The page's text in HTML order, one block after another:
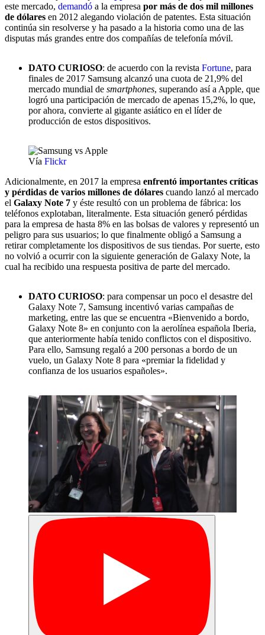
este mercado, demandó a la empresa por más de dos mil millones
de dólares en 2012 alegando violación de patentes. Esta situación
continúa sin resolverse y ha pasado a la historia como una de las
disputas más grandes entre dos compañías de telefonía móvil.
DATO CURIOSO: de acuerdo con la revista Fortune, para
finales de 2017 Samsung alcanzó una cuota de 21,9% del
mercado mundial de smartphones, superando así a Apple, que
logró una participación de mercado de apenas 15,2%, lo que,
por ahora, convierte al gigante asiático en el líder de
producción de estos dispositivos.
Vía Flickr
Adicionalmente, en 2017 la empresa enfrentó importantes críticas
y pérdidas de varios millones de dólares cuando lanzó al mercado
el Galaxy Note 7 y éste resultó con un problema de fábrica: los
teléfonos explotaban, literalmente. Esta situación generó pérdidas
para la empresa de hasta 8% en las bolsas de valores y representó un
peligro para sus usuarios; lo que finalmente obligó a Samsung a
retirar completamente los dispositivos de sus tiendas. Por suerte, esto
no volvió a ocurrir con la siguiente generación de Galaxy Note, la
cual ha recibido una respuesta positiva de parte del mercado.
DATO CURIOSO: para compensar un poco el desastre del
Galaxy Note 7, Samsung incentivó varias campañas de
marketing, entre las que se encuentra «Bienvenido a bordo,
Galaxy Note 8» en conjunto con la aerolínea española Iberia,
que anteriormente había tenido conflictos con el dispositivo.
Para ello, Samsung regaló a 200 personas a bordo de un
vuelo, un Galaxy Note 8 para «premiar la fidelidad y
confianza de los usuarios españoles».